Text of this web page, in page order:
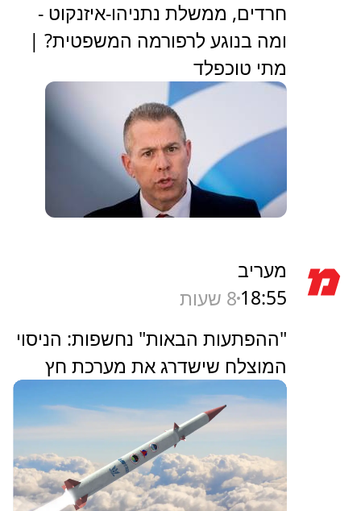
חרדים, ממשלת נתניהו-איזנקוט -
ומה בנוגע לרפורמה המשפטית? |
מתי טוכפלד
מעריב
18:55 8 שעות
"ההפתעות הבאות" נחשפות: הניסוי
המוצלח שישדרג את מערכת חץ